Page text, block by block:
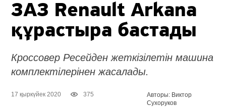
ЗАЗ Renault Arkana
құрастыра бастады
Кроссовер Ресейден жеткізілетін машина
комплектілерінен жасалады.
17 қыркүйек 2020 375
Авторы: Виктор
Сухоруков